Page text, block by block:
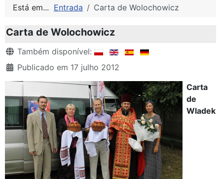
Está em... Entrada Carta de Wolochowicz
Carta de Wolochowicz
Detalhes
Também disponível:
Publicado em 17 julho 2012
Carta
de
Wladek